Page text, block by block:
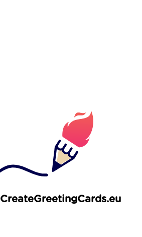
CreateGreetingCards.eu